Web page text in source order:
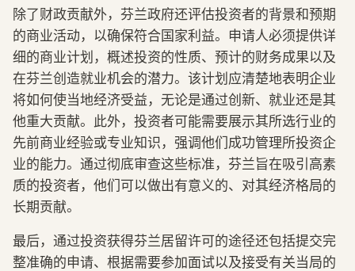
除了财政贡献外，芬兰政府还评估投资者的背景和预期
的商业活动，以确保符合国家利益。申请人必须提供详
细的商业计划，概述投资的性质、预计的财务成果以及
在芬兰创造就业机会的潜力。该计划应清楚地表明企业
将如何使当地经济受益，无论是通过创新、就业还是其
他重大贡献。此外，投资者可能需要展示其所选行业的
先前商业经验或专业知识，强调他们成功管理所投资企
业的能力。通过彻底审查这些标准，芬兰旨在吸引高素
质的投资者，他们可以做出有意义的、对其经济格局的
长期贡献。
最后，通过投资获得芬兰居留许可的途径还包括提交完
整准确的申请、根据需要参加面试以及接受有关当局的